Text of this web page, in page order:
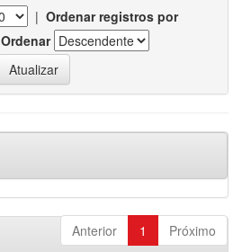
| Ordenar registros por
Ordenar
Anterior 1 Próximo